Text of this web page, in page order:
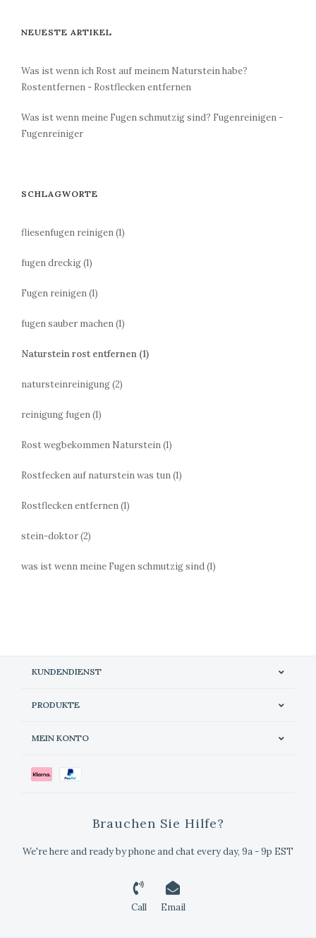
NEUESTE ARTIKEL
Was ist wenn ich Rost auf meinem Naturstein habe?
Rostentfernen - Rostflecken entfernen
Was ist wenn meine Fugen schmutzig sind? Fugenreinigen -
Fugenreiniger
SCHLAGWORTE
fliesenfugen reinigen(1)
fugen dreckig(1)
Fugen reinigen(1)
fugen sauber machen(1)
Naturstein rost entfernen (1)
natursteinreinigung(2)
reinigung fugen(1)
Rost wegbekommen Naturstein(1)
Rostfecken auf naturstein was tun(1)
Rostflecken entfernen(1)
stein-doktor(2)
was ist wenn meine Fugen schmutzig sind(1)
KUNDENDIENST
PRODUKTE
MEIN KONTO
Brauchen Sie Hilfe?
We're here and ready by phone and chat every day, 9a - 9p EST
Call Email